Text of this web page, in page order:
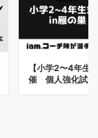
【小学2〜4年生
催 個人強化試合